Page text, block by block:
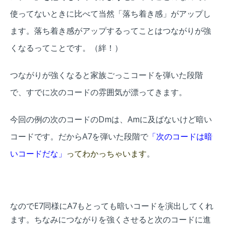
使ってないときに比べて当然「落ち着き感」がアップし
ます。落ち着き感がアップするってことはつながりが強
くなるってことです。（絆！）
つながりが強くなると家族ごっこコードを弾いた段階
で、すでに次のコードの雰囲気が漂ってきます。
今回の例の次のコードのDmは、Amに及ばないけど暗い
コードです。だからA7を弾いた段階で 「次のコードは暗
いコードだな」 ってわかっちゃいます。
なのでE7同様にA7もとっても暗いコードを演出してくれ
ます。 ちなみにつながりを強くさせると次のコードに進